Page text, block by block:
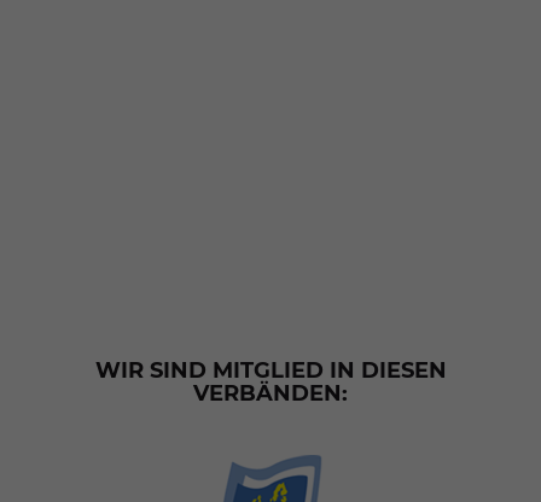
WIR SIND MITGLIED IN DIESEN
VERBÄNDEN: